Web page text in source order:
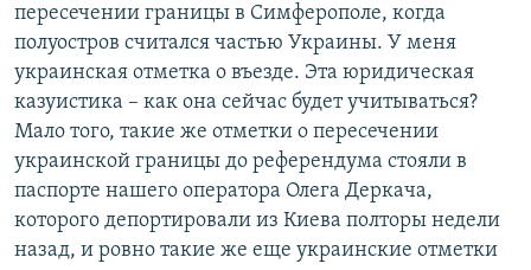
пересечении границы в Симферополе, когда
полуостров считался частью Украины. У меня
украинская отметка о въезде. Эта юридическая
казуистика – как она сейчас будет учитываться?
Мало того, такие же отметки о пересечении
украинской границы до референдума стояли в
паспорте нашего оператора Олега Деркача,
которого депортировали из Киева полторы недели
назад, и ровно такие же еще украинские отметки